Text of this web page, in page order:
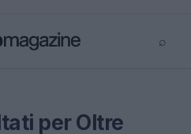
⌕
per Oltre